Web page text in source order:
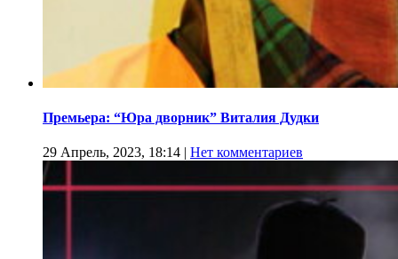
Премьера: “Юра дворник” Виталия Дудки
29 Апрель, 2023, 18:14 | Нет комментариев